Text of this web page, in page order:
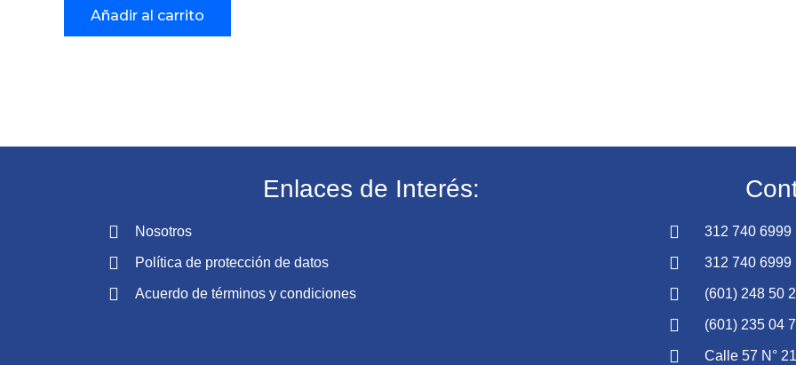
Añadir al carrito
Enlaces de Interés:
Nosotros
Política de protección de datos
Acuerdo de términos y condiciones
312 740 6999
312 740 6999
(601) 248 50
(601) 235 04
Calle 57 N°